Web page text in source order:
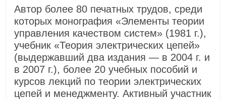
Автор более 80 печатных трудов, среди
которых монография «Элементы теории
управления качеством систем» (1981 г.),
учебник «Теория электрических цепей»
(выдержавший два издания — в 2004 г. и
в 2007 г.), более 20 учебных пособий и
курсов лекций по теории электрических
цепей и менеджменту. Активный участник